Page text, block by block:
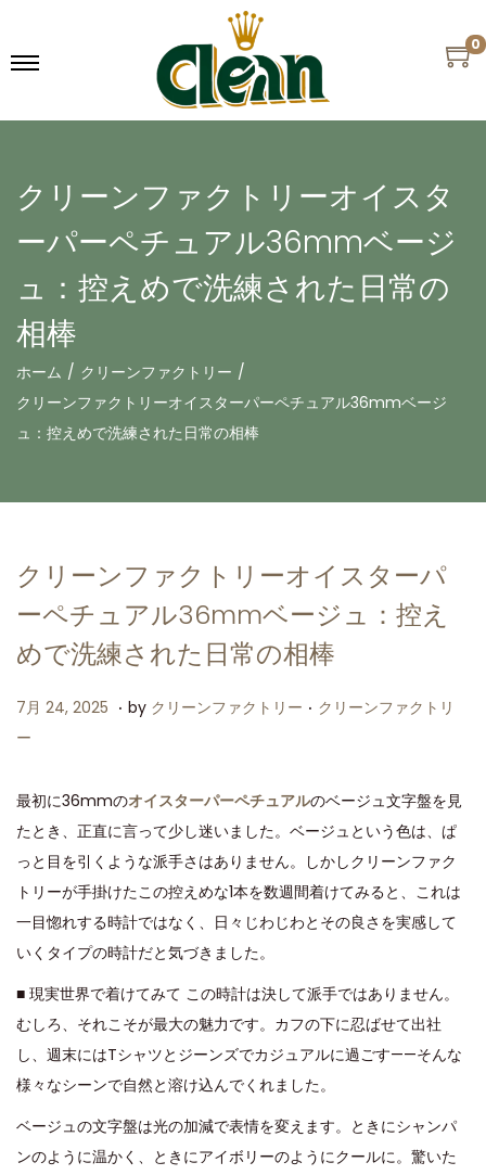
0
クリーンファクトリーオイスタ
ーパーペチュアル36mmベージ
ュ：控えめで洗練された日常の
相棒
ホーム / クリーンファクトリー /
クリーンファクトリーオイスターパーペチュアル36mmベージ
ュ：控えめで洗練された日常の相棒
クリーンファクトリーオイスターパ
ーペチュアル36mmベージュ：控え
めで洗練された日常の相棒
P
o
t
e
d
o
n
7月 24, 2025 7
4
,
2
0
2
5
. by クリーンファクトリー . P
t
e
d
i
n
クリーンファクトリ
ー
最初に36mmのオイスターパーペチュアルのベージュ文字盤を見
たとき、正直に言って少し迷いました。ベージュという色は、ぱ
っと目を引くような派手さはありません。しかしクリーンファク
トリーが手掛けたこの控えめな1本を数週間着けてみると、これは
一目惚れする時計ではなく、日々じわじわとその良さを実感して
いくタイプの時計だと気づきました。
■ 現実世界で着けてみて この時計は決して派手ではありません。
むしろ、それこそが最大の魅力です。カフの下に忍ばせて出社
し、週末にはTシャツとジーンズでカジュアルに過ごす——そんな
様々なシーンで自然と溶け込んでくれました。
ベージュの文字盤は光の加減で表情を変えます。ときにシャンパ
ンのように温かく、ときにアイボリーのようにクールに。驚いた